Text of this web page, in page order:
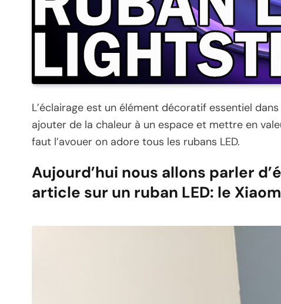
L’éclairage est un élément décoratif essentiel
ajouter de la chaleur à un espace et mettre en
faut l’avouer on adore tous les rubans LED.
Aujourd’hui nous allons parler
article sur un ruban LED: le